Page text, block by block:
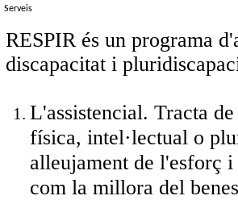
Serveis
RESPIR és un programa
discapacitat i
L'assistencial. Tracta
física, intel·lectual o
alleujament de l'esforç
com la millora del